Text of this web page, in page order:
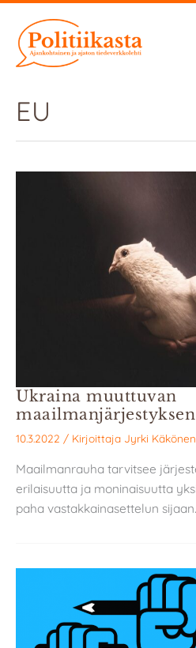
sisältöön
EU
Ukraina muuttuvan
10.3.2022 / Kirjoittaja Jyrki Käkönen
Maailmanrauha tarvitsee
erilaisuutta ja moninaisuutta
paha vastakkainasettelun sijaan.